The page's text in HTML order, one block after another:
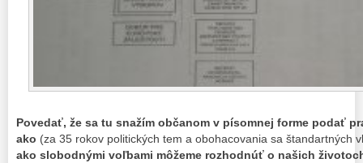
Povedať, že sa tu snažím občanom v písomnej forme podať
ako (za 35 rokov politických tem a obohacovania sa štandartných
ako slobodnými voľbami môžeme rozhodnúť o našich